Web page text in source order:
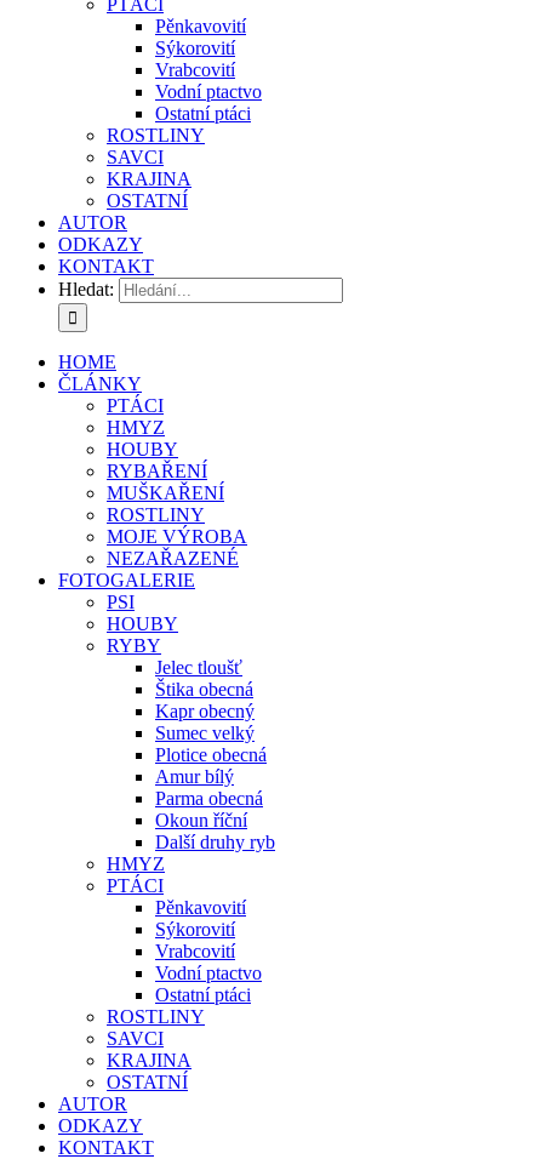
PTÁCI
Pěnkavovití
Sýkorovití
Vrabcovití
Vodní ptactvo
Ostatní ptáci
ROSTLINY
SAVCI
KRAJINA
OSTATNÍ
AUTOR
ODKAZY
KONTAKT
Hledat:
HOME
ČLÁNKY
PTÁCI
HMYZ
HOUBY
RYBAŘENÍ
MUŠKAŘENÍ
ROSTLINY
MOJE VÝROBA
NEZAŘAZENÉ
FOTOGALERIE
PSI
HOUBY
RYBY
Jelec tloušť
Štika obecná
Kapr obecný
Sumec velký
Plotice obecná
Amur bílý
Parma obecná
Okoun říční
Další druhy ryb
HMYZ
PTÁCI
Pěnkavovití
Sýkorovití
Vrabcovití
Vodní ptactvo
Ostatní ptáci
ROSTLINY
SAVCI
KRAJINA
OSTATNÍ
AUTOR
ODKAZY
KONTAKT